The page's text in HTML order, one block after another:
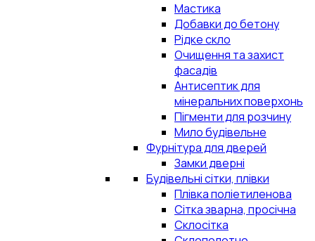
Мастика
Добавки до бетону
Рідке скло
Очищення та захист
фасадів
Антисептик для
мінеральних поверхонь
Пігменти для розчину
Мило будівельне
Фурнітура для дверей
Замки дверні
Будівельні сітки, плівки
Плівка поліетиленова
Сітка зварна, просічна
Склосітка